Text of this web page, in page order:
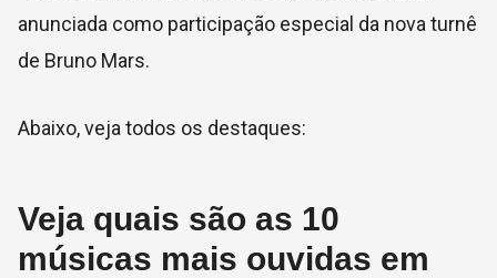
anunciada como participação especial da nova turnê
de Bruno Mars.
Abaixo, veja todos os destaques:
Veja quais são as 10
músicas mais ouvidas em